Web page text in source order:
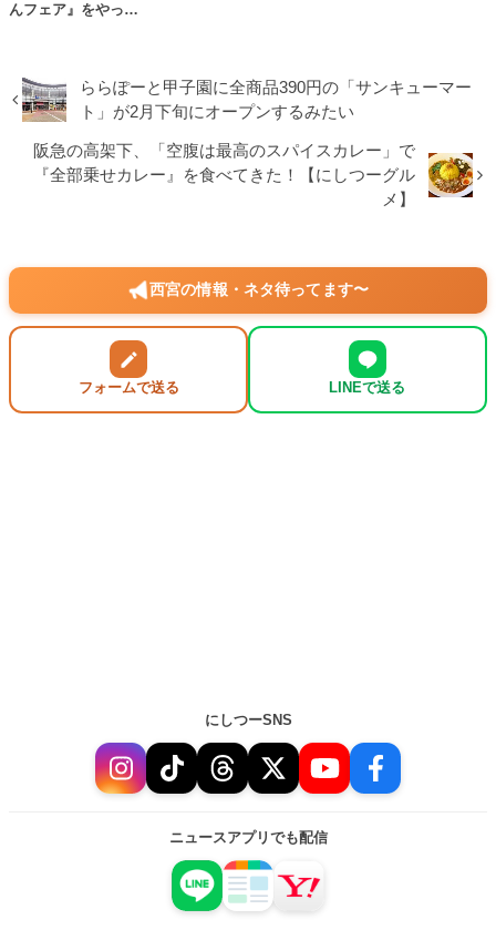
んフェア』をやっ…
ららぽーと甲子園に全商品390円の「サンキューマー
ト」が2月下旬にオープンするみたい
阪急の高架下、「空腹は最高のスパイスカレー」で
『全部乗せカレー』を食べてきた！【にしつーグル
メ】
西宮の情報・ネタ待ってます〜
フォームで送る LINEで送る
にしつーSNS
ニュースアプリでも配信